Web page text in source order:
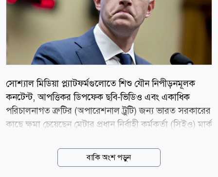
সোশ্যাল মিডিয়া প্ল্যাটফর্মগুলোতে শিশু যৌন নিপীড়নমূলক
কনটেন্ট, আপত্তিকর ডিপফেক ছবি-ভিডিও এবং একাধিক
পরিচালনাগত ত্রুটির (অপারেশনাল ট্রুটি) জন্য ভারত সরকারের
কাছে ক্ষমা চেয়েছেন মেটার প্রধান নির্বাহী কর্মকর্তা (সিইও) মার্ক
এনডিটিভির এক বিশেষ প্রতিবেদনে এই তথ্য জানানো হয়।
সম্প্রতি ভারতের প্রধানমন্ত্রী নরেন্দ্র মোদির একটি ভিডিও
বাকি অংশ পড়ুন